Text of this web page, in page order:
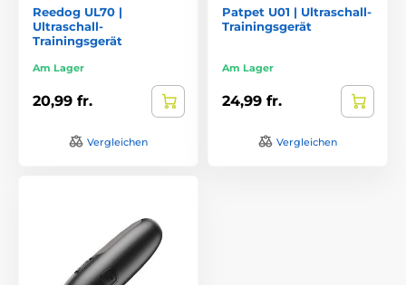
Reedog UL70 |
Ultraschall-
Trainingsgerät
Am Lager
20,99 fr.
Vergleichen
Patpet U01 | Ultraschall-
Trainingsgerät
Am Lager
24,99 fr.
Vergleichen